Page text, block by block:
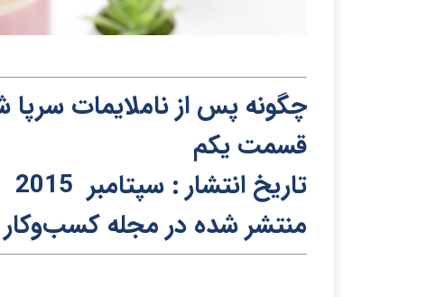
چگونه پس از ناملایمات سرپا
قسمت یکم
تاریخ انتشار : سپتامبر 2015
منتشر شده در مجله کسب‌و‌کار